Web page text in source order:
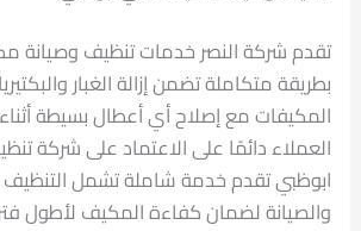
تقدم شركة النصر خدمات تنظيف وصيانة
بطريقة متكاملة تضمن إزالة الغبار
المكيفات مع إصلاح أي أعطال بسيطة
العملاء دائمًا على الاعتماد على شركة
ابوظبي تقدم خدمة شاملة تشمل التنظيف
والصيانة لضمان كفاءة المكيف لأطول